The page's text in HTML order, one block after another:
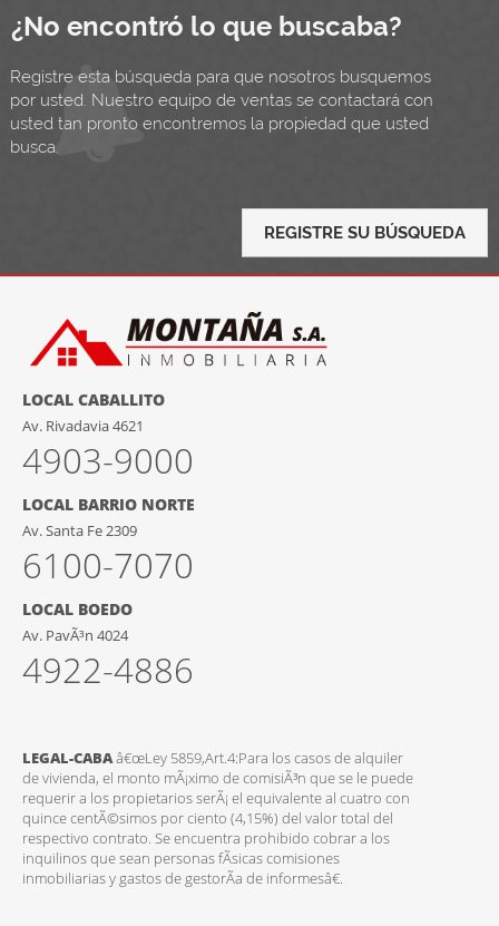
¿No encontró lo que buscaba?
Registre esta búsqueda para que nosotros busquemos
por usted. Nuestro equipo de ventas se contactará con
usted tan pronto encontremos la propiedad que usted
busca.
REGISTRE SU BÚSQUEDA
LOCAL CABALLITO
Av. Rivadavia 4621
4903-9000
LOCAL BARRIO NORTE
Av. Santa Fe 2309
6100-7070
LOCAL BOEDO
Av. PavÃ³n 4024
4922-4886
LEGAL-CABAâ€œLey 5859,Art.4:Para los casos de alquiler
de vivienda, el monto mÃ¡ximo de comisiÃ³n que se le puede
requerir a los propietarios serÃ¡ el equivalente al cuatro con
quince centÃ©simos por ciento (4,15%) del valor total del
respectivo contrato. Se encuentra prohibido cobrar a los
inquilinos que sean personas fÃ­sicas comisiones
inmobiliarias y gastos de gestorÃ­a de informesâ€.